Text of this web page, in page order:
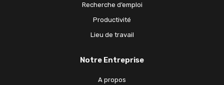
Recherche d’emploi
Productivité
Lieu de travail
Notre Entreprise
A propos